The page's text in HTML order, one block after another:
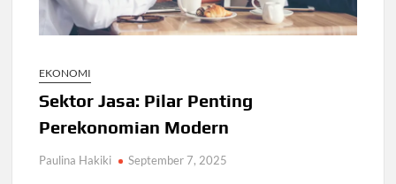
EKONOMI
Sektor Jasa: Pilar Penting
Perekonomian Modern
Paulina Hakiki September 7, 2025